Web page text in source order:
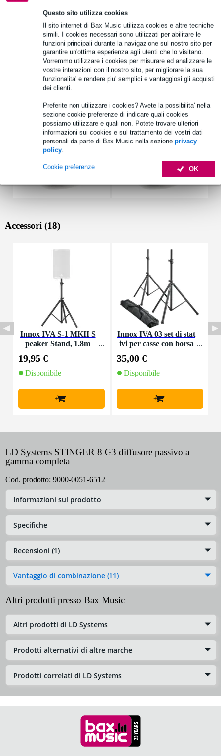
Questo sito utilizza cookies
Il sito internet di Bax Music utilizza cookies e altre tecniche
simili. I cookies necessari sono utilizzati per abilitare le
funzioni principali durante la navigazione sul nostro sito per
garantire un'ottima esperienza agli utenti che lo visitano.
Vorremmo utilizzare i cookies per misurare ed analizzare le
vostre interazioni con il nostro sito, per migliorare la sua
funzionalita' e rendere piu' semplici e vantaggiosi gli acquisti
dei clienti.
Preferite non utilizzare i cookies? Avete la possibilita' nella
sezione cookie preferenze di indicare quali cookies
possiamo utilizzare e quali non. Potete trovare ulteriori
informazioni sui cookies e sul trattamento dei vostri dati
personali da parte di Bax Music nella sezione privacy
policy.
OK
Cookie preferenze
Vedi anche (4)
Vedi anche (3)
Accessori (18)
Innox IVA S-1 MKII S
peaker Stand, 1.8m
19,95 €
Disponibile
+
Innox IVA 03 set di stat
ivi per casse con borsa
35,00 €
Disponibile
+
LD Systems STINGER 8 G3 diffusore passivo a
gamma completa
Cod. prodotto: 9000-0051-6512
Informazioni sul prodotto
Specifiche
Recensioni (1)
Vantaggio di combinazione (11)
Altri prodotti presso Bax Music
Altri prodotti di LD Systems
Prodotti alternativi di altre marche
Prodotti correlati di LD Systems